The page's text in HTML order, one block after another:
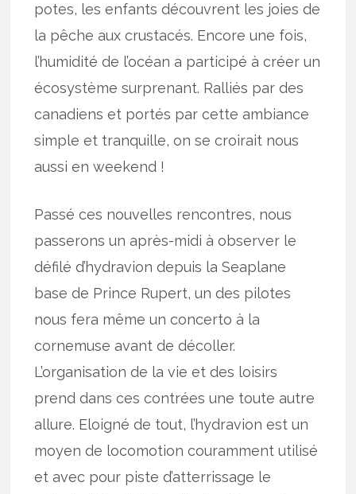
potes, les enfants découvrent les joies de
la pêche aux crustacés. Encore une fois,
l’humidité de l’océan a participé à créer un
écosystème surprenant. Ralliés par des
canadiens et portés par cette ambiance
simple et tranquille, on se croirait nous
aussi en weekend !
Passé ces nouvelles rencontres, nous
passerons un après-midi à observer le
défilé d’hydravion depuis la Seaplane
base de Prince Rupert, un des pilotes
nous fera même un concerto à la
cornemuse avant de décoller.
L’organisation de la vie et des loisirs
prend dans ces contrées une toute autre
allure. Eloigné de tout, l’hydravion est un
moyen de locomotion couramment utilisé
et avec pour piste d’atterrissage le